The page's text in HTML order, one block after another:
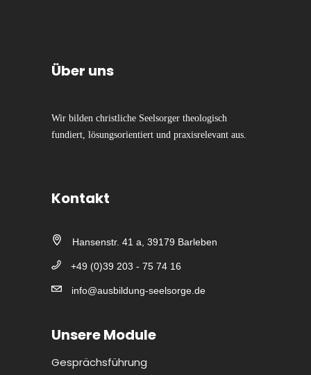
Über uns
Wir bilden christliche Seelsorger theologisch
fundiert, lösungsorientiert und praxisrelevant aus.
Kontakt
Hansenstr. 41 a, 39179 Barleben
+49 (0)39 203 - 75 74 16
info@ausbildung-seelsorge.de
Unsere Module
Gesprächsführung